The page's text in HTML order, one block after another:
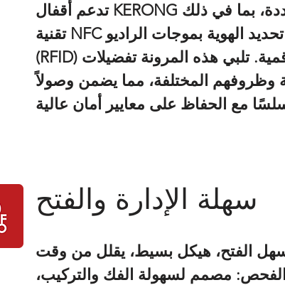
تدعم أقفال KERONG الذكية طرق فتح متعددة، بما في ذلك
تقنية NFC والبلوتوث وتقنية تحديد الهوية بموجات الراديو
(RFID) وكلمات المرور الرقمية. تلبي هذه المرونة تفضيلات
وظروفهم المختلفة، مما يضمن وصولاً
سهلة الإدارة والفتح
الفتح، هيكل بسيط، يقلل من وقت
مصمم لسهولة الفك والتركيب،